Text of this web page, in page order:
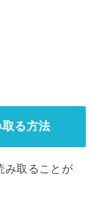
る方法
み取ることが